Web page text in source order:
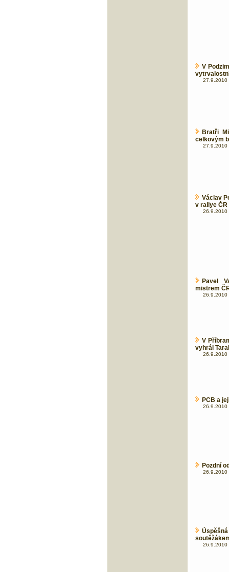
V
27.9.2010
Bratři
celkovým
27.9.2010
Václav
v rallye ČR
26.9.2010
Pavel
mistrem
26.9.2010
V
vyhrál
26.9.2010
PCB a
26.9.2010
Pozdní
26.9.2010
26.9.2010